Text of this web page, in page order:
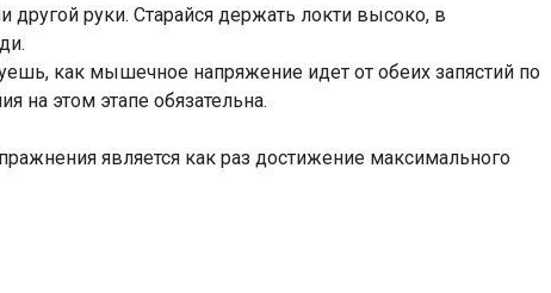
руки. Старайся держать локти высоко, в
как мышечное напряжение идет от обеих запястий по
на этом этапе обязательна.
является как раз достижение максимального